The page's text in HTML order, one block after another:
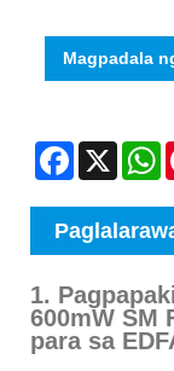
Magpadala
Facebook
X
1.
600mW SM
para sa